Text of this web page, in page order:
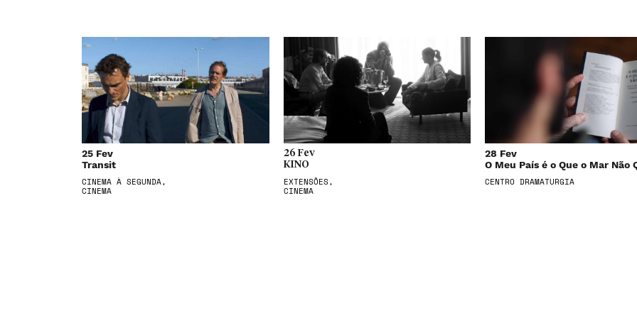
25 Fev
Transit
CINEMA À SEGUNDA,
CINEMA
26 Fev
KINO
EXTENSÕES,
CINEMA
28 Fev
O Meu País é o Que o Mar Não
CENTRO DRAMATURGIA